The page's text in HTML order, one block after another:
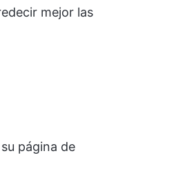
mejor las
página de